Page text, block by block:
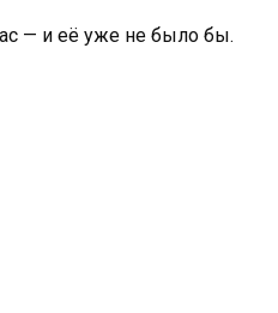
— и её уже не было бы.